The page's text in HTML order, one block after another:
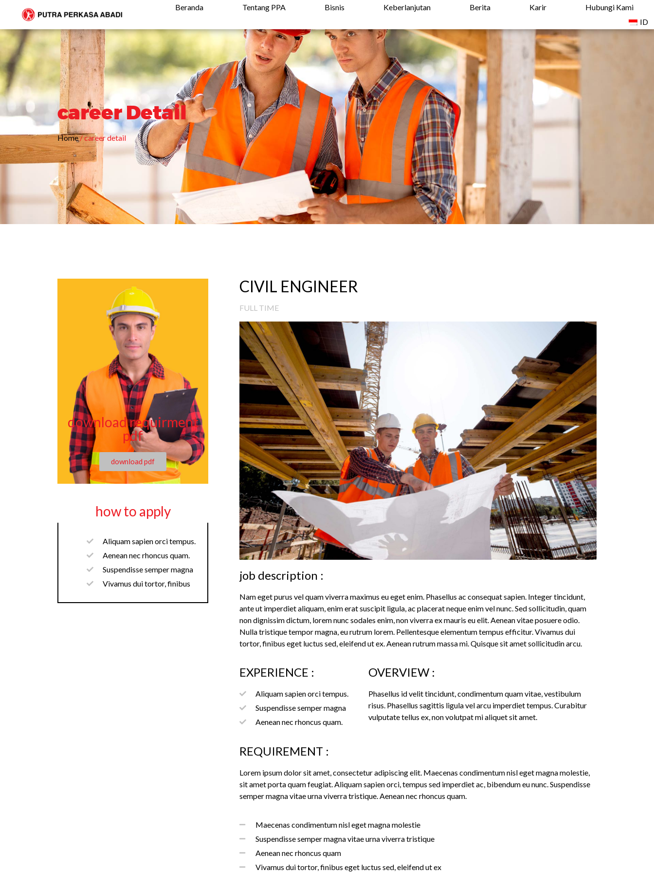
Beranda Tentang PPA Bisnis Keberlanjutan Berita Karir
Hubungi Kami
ID
career Detail
Home/ career detail
download requirment
pdf
download pdf
how to apply
Aliquam sapien orci tempus.
Aenean nec rhoncus quam.
Suspendisse semper magna
Vivamus dui tortor, finibus
CIVIL ENGINEER
FULL TIME
job description :
Nam eget purus vel quam viverra maximus eu eget enim. Phasellus ac consequat sapien. Integer tincidunt,
ante ut imperdiet aliquam, enim erat suscipit ligula, ac placerat neque enim vel nunc. Sed sollicitudin, quam
non dignissim dictum, lorem nunc sodales enim, non viverra ex mauris eu elit. Aenean vitae posuere odio.
Nulla tristique tempor magna, eu rutrum lorem. Pellentesque elementum tempus efficitur. Vivamus dui
tortor, finibus eget luctus sed, eleifend ut ex. Aenean rutrum massa mi. Quisque sit amet sollicitudin arcu.
EXPERIENCE :
Aliquam sapien orci tempus.
Suspendisse semper magna
Aenean nec rhoncus quam.
OVERVIEW :
Phasellus id velit tincidunt, condimentum quam vitae, vestibulum
risus. Phasellus sagittis ligula vel arcu imperdiet tempus. Curabitur
vulputate tellus ex, non volutpat mi aliquet sit amet.
REQUIREMENT :
Lorem ipsum dolor sit amet, consectetur adipiscing elit. Maecenas condimentum nisl eget magna molestie,
sit amet porta quam feugiat. Aliquam sapien orci, tempus sed imperdiet ac, bibendum eu nunc. Suspendisse
semper magna vitae urna viverra tristique. Aenean nec rhoncus quam.
Maecenas condimentum nisl eget magna molestie
Suspendisse semper magna vitae urna viverra tristique
Aenean nec rhoncus quam
Vivamus dui tortor, finibus eget luctus sed, eleifend ut ex